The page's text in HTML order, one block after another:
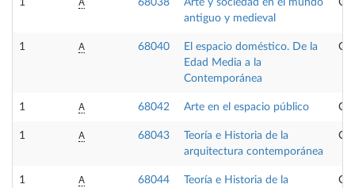
1 68038
Arte y sociedad en el mundo
antiguo y medieval
1 A 68040
El espacio doméstico. De la
Edad Media a la
Contemporánea
1 A 68042 Arte en el espacio público
1 A 68043
Teoría e Historia de la
arquitectura contemporánea
1 A 68044
Teoría e Historia de la